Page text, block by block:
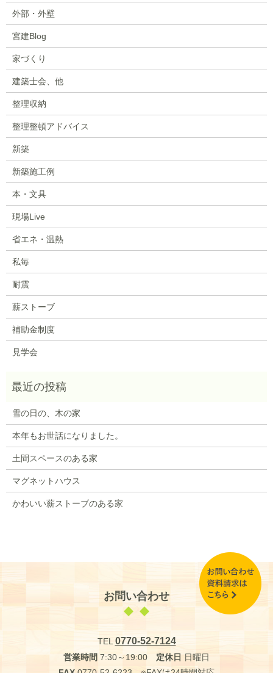
外部・外壁
宮建Blog
家づくり
建築士会、他
整理収納
整理整頓アドバイス
新築
新築施工例
本・文具
現場Live
省エネ・温熱
私毎
耐震
薪ストーブ
補助金制度
見学会
雪の日の、木の家
本年もお世話になりました。
土間スペースのある家
マグネットハウス
かわいい薪ストーブのある家
お問い合わせ
TEL0770-52-7124
営業時間 7:30～19:00 定休日 日曜日